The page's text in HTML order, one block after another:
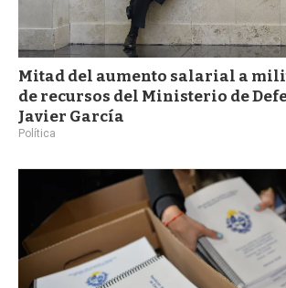
Mitad del aumento salarial a
de recursos del Ministerio de
Javier García
Política